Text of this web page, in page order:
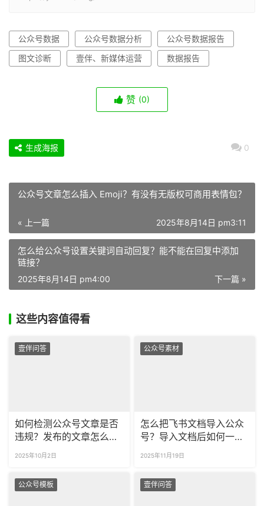
公众号数据 公众号数据分析
公众号数据报告
图文诊断
壹伴、新媒体运营 数据报告
赞 (0)
0
生成海报
公众号文章怎么插入 Emoji？有没有无版权可商用表情包？
« 上一篇 2025年8月14日 pm3:11
怎么给公众号设置关键词自动回复？能不能在回复中添加
链接？
下一篇 »
2025年8月14日 pm4:00
这些内容值得看
壹伴问答
如何检测公众号文章是否
违规？发布的文章怎么检
2025年10月2日
公众号素材
怎么把飞书文档导入公众
号？导入文档后如何一键
2025年11月19日
公众号模板 壹伴问答